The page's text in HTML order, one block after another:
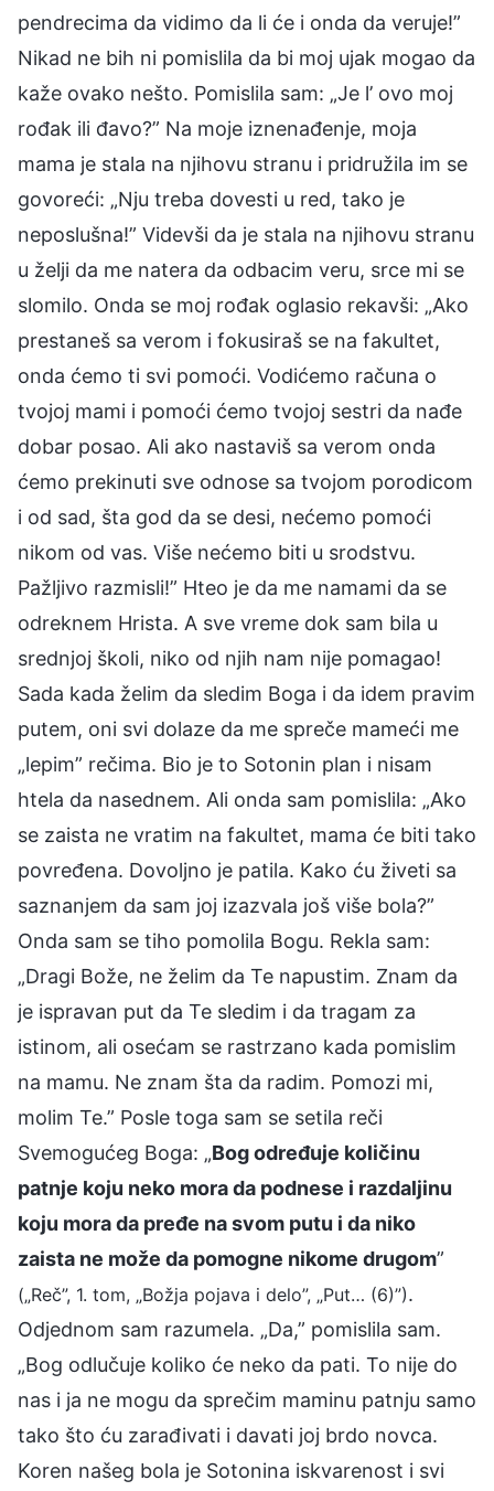
pendrecima da vidimo da li će i onda da veruje!”
Nikad ne bih ni pomislila da bi moj ujak mogao da
kaže ovako nešto. Pomislila sam: „Je l’ ovo moj
rođak ili đavo?” Na moje iznenađenje, moja
mama je stala na njihovu stranu i pridružila im se
govoreći: „Nju treba dovesti u red, tako je
neposlušna!” Videvši da je stala na njihovu stranu
u želji da me natera da odbacim veru, srce mi se
slomilo. Onda se moj rođak oglasio rekavši: „Ako
prestaneš sa verom i fokusiraš se na fakultet,
onda ćemo ti svi pomoći. Vodićemo računa o
tvojoj mami i pomoći ćemo tvojoj sestri da nađe
dobar posao. Ali ako nastaviš sa verom onda
ćemo prekinuti sve odnose sa tvojom porodicom
i od sad, šta god da se desi, nećemo pomoći
nikom od vas. Više nećemo biti u srodstvu.
Pažljivo razmisli!” Hteo je da me namami da se
odreknem Hrista. A sve vreme dok sam bila u
srednjoj školi, niko od njih nam nije pomagao!
Sada kada želim da sledim Boga i da idem pravim
putem, oni svi dolaze da me spreče mameći me
„lepim” rečima. Bio je to Sotonin plan i nisam
htela da nasednem. Ali onda sam pomislila: „Ako
se zaista ne vratim na fakultet, mama će biti tako
povređena. Dovoljno je patila. Kako ću živeti sa
saznanjem da sam joj izazvala još više bola?”
Onda sam se tiho pomolila Bogu. Rekla sam:
„Dragi Bože, ne želim da Te napustim. Znam da
je ispravan put da Te sledim i da tragam za
istinom, ali osećam se rastrzano kada pomislim
na mamu. Ne znam šta da radim. Pomozi mi,
molim Te.” Posle toga sam se setila reči
Svemogućeg Boga: „Bog određuje količinu
patnje koju neko mora da podnese i razdaljinu
koju mora da pređe na svom putu i da niko
zaista ne može da pomogne nikome drugom”
(„Reč”, 1. tom, „Božja pojava i delo”, „Put… (6)”).
Odjednom sam razumela. „Da,” pomislila sam.
„Bog odlučuje koliko će neko da pati. To nije do
nas i ja ne mogu da sprečim maminu patnju samo
tako što ću zarađivati i davati joj brdo novca.
Koren našeg bola je Sotonina iskvarenost i svi